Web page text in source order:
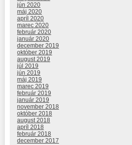
jún 2020
máj 2020
apríl 2020
marec 2020
február 2020
január 2020
december 2019
október 2019
august 2019
júl 2019
jún 2019
máj 2019
marec 2019
február 2019
január 2019
november 2018
október 2018
august 2018
apríl 2018
február 2018
december 2017